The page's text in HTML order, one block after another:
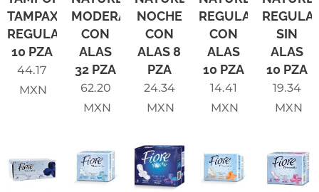
TAMPAX
REGULAR
10 PZA
44.17
MXN
MODERADO
CON
ALAS
32 PZA
62.20
MXN
NOCHE
CON
ALAS 8
PZA
24.34
MXN
REGULAR
CON
ALAS
10 PZA
14.41
MXN
SIN
ALAS
10 PZA
19.34
MXN